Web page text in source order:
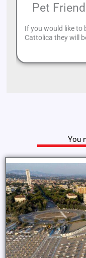
Pet
If you would like to
Cattolica they will
You